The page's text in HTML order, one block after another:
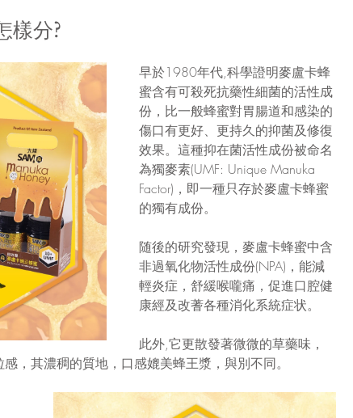
樣分?
早於1980年代,科學證明麥盧卡蜂
蜜含有可殺死抗藥性細菌的活性成
份，比一般蜂蜜對胃腸道和感染的
傷口有更好、更持久的抑菌及修復
效果。這種抑在菌活性成份被命名
為獨麥素(UMF: Unique Manuka
Factor)，即一種只存於麥盧卡蜂蜜
的獨有成份。
随後的研究發現，麥盧卡蜂蜜中含
非過氧化物活性成份(NPA)，能減
輕炎症，舒緩喉嚨痛，促進口腔健
康經及改蓍各種消化系統症状。
此外,它更散發著微微的草藥味，
，其濃稠的質地，口感媲美蜂王漿，與別不同。